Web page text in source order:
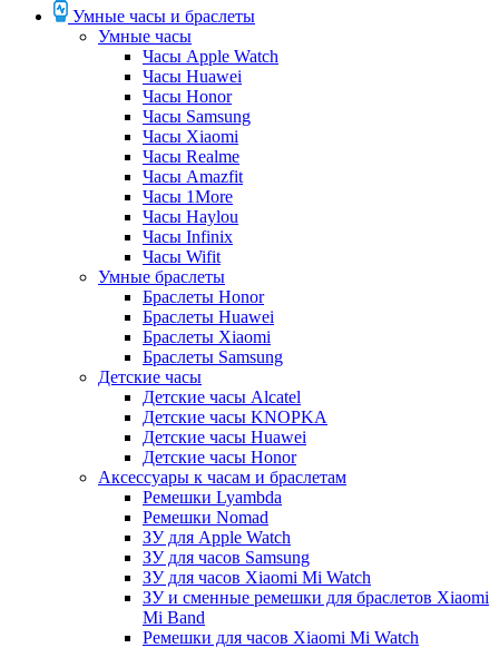
Умные часы и браслеты
Умные часы
Часы Apple Watch
Часы Huawei
Часы Honor
Часы Samsung
Часы Xiaomi
Часы Realme
Часы Amazfit
Часы 1More
Часы Haylou
Часы Infinix
Часы Wifit
Умные браслеты
Браслеты Honor
Браслеты Huawei
Браслеты Xiaomi
Браслеты Samsung
Детские часы
Детские часы Alcatel
Детские часы KNOPKA
Детские часы Huawei
Детские часы Honor
Аксессуары к часам и браслетам
Ремешки Lyambda
Ремешки Nomad
ЗУ для Apple Watch
ЗУ для часов Samsung
ЗУ для часов Xiaomi Mi Watch
ЗУ и сменные ремешки для браслетов Xiaomi
Mi Band
Ремешки для часов Xiaomi Mi Watch